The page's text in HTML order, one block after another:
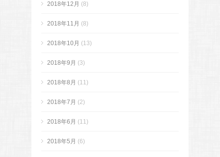
2018年12月 (8)
2018年11月 (8)
2018年10月 (13)
2018年9月 (3)
2018年8月 (11)
2018年7月 (2)
2018年6月 (11)
2018年5月 (6)